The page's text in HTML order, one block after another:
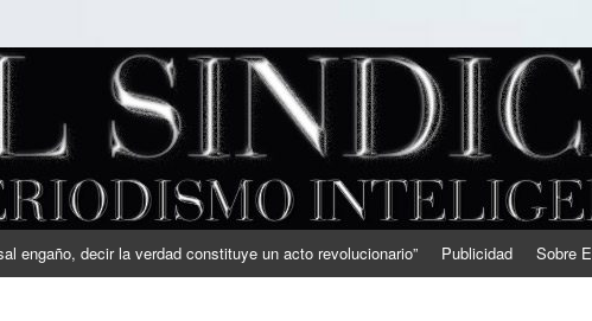
engaño, decir la verdad constituye un acto revolucionario” Publicidad Sobre